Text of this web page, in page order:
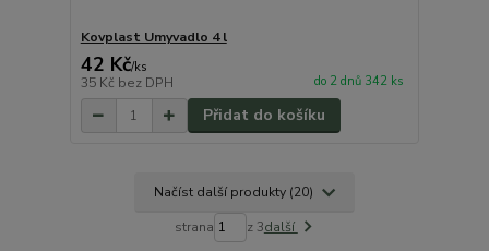
Kovplast Umyvadlo 4 l
42 Kč/ks
35 Kč bez DPH do 2 dnů 342 ks
Přidat do košíku
Načíst další produkty (20)
strana z 3další